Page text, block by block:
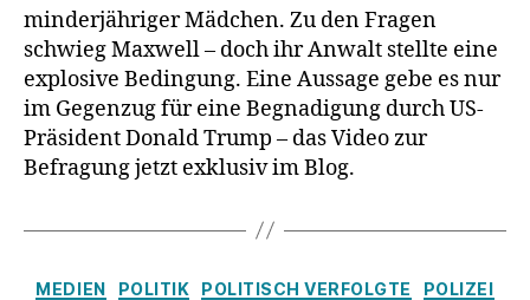
&
Bill
Clinton?
minderjähriger Mädchen. Zu den Fragen
schwieg Maxwell – doch ihr Anwalt stellte eine
explosive Bedingung. Eine Aussage gebe es nur
im Gegenzug für eine Begnadigung durch US-
Präsident Donald Trump – das Video zur
Befragung jetzt exklusiv im Blog.
Kategorien
MEDIEN POLITIK POLITISCH VERFOLGTE POLIZEI